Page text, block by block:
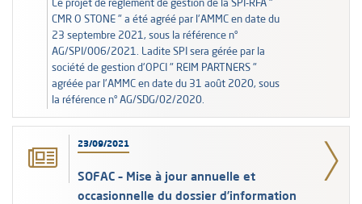
Le projet de règlement de gestion de la SPI-RFA "
CMR O STONE " a été agréé par l'AMMC en date du
23 septembre 2021, sous la référence n°
AG/SPI/006/2021. Ladite SPI sera gérée par la
société de gestion d'OPCI " REIM PARTNERS "
agréée par l'AMMC en date du 31 août 2020, sous
la référence n° AG/SDG/02/2020.
23/09/2021
SOFAC – Mise à jour annuelle et
occasionnelle du dossier d’information